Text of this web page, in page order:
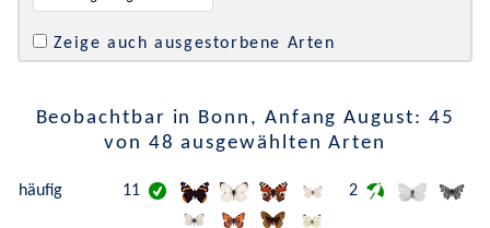
Zeige auch ausgestorbene Arten
Beobachtbar in Bonn, Anfang August: 45
von 48 ausgewählten Arten
häufig 11 2